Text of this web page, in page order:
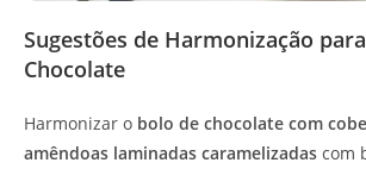
Sugestões de Harmonização
Chocolate
Harmonizar o bolo de chocolate com
amêndoas laminadas caramelizadas com